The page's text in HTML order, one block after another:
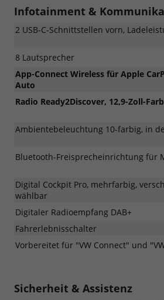
Infotainment &
2 USB-C-Schnittstellen vorn,
8 Lautsprecher
App-Connect Wireless für Apple
Auto
Radio Ready2Discover, 12,9-Zoll-
Ambientebeleuchtung 10-farbig, in
Bluetooth-Freisprecheinrichtung für
Digital Cockpit Pro, mehrfarbig,
wählbar
Digitaler Radioempfang DAB+
Fahrerlebnisschalter
Vorbereitet für "VW Connect" und
Sicherheit & Assistenz